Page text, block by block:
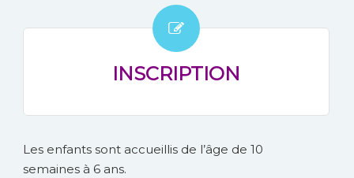
INSCRIPTION
Les enfants sont accueillis de l’âge de 10
semaines à 6 ans.